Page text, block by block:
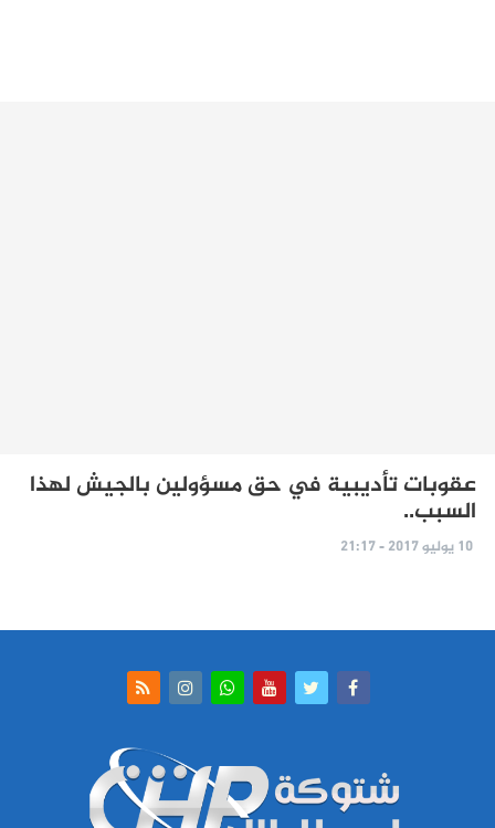
عقوبات تأديبية في حق مسؤولين بالجيش لهذا
السبب..
10 يوليو 2017 - 21:17